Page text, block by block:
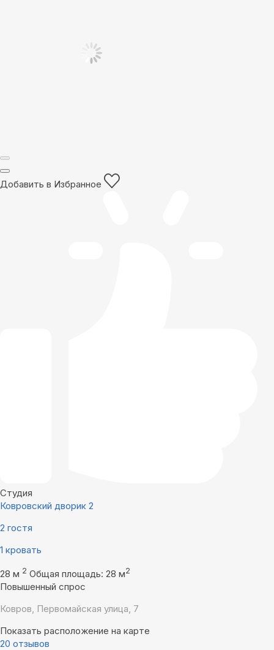
Добавить в Избранное
Студия
Ковровский дворик 2
2 гостя
1 кровать
28 м 2 Общая площадь: 28 м2
Повышенный спрос
Ковров, Первомайская улица, 7
Показать расположение на карте
20 отзывов